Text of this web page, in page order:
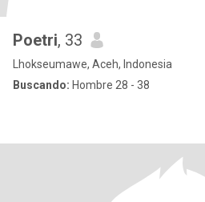
Poetri, 33
Lhokseumawe, Aceh, Indonesia
Buscando: Hombre 28 - 38